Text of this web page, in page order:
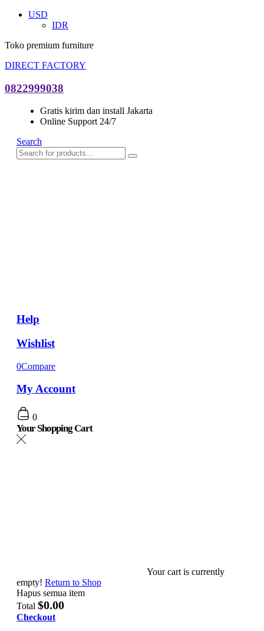
USD
IDR
Toko premium furniture
DIRECT FACTORY
0822999038
Gratis kirim dan install Jakarta
Online Support 24/7
Search
Help
Wishlist
0Compare
My Account
0
Your Shopping Cart
Your cart is currently
empty! Return to Shop
Hapus semua item
Total $0.00
Checkout